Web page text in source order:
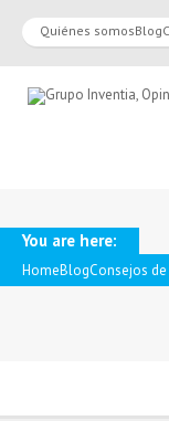
Quiénes somosBlog
You are here:
HomeBlogConsejos